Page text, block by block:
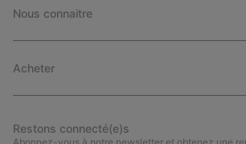
Nous connaitre
Acheter
Restons connecté(e)s